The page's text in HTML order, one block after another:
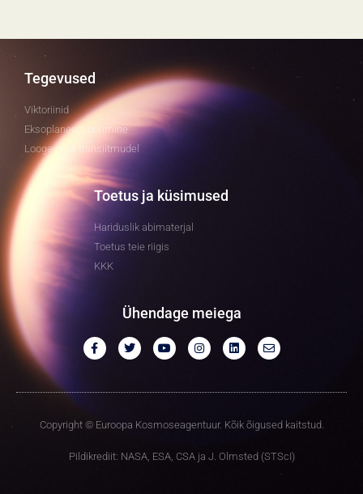
Tegevused
Viktoriinid
Eksoplaneedi uurimine
Looge oma transiitmudel
Toetus ja küsimused
Hariduslik abimaterjal
Toetus teie riigis
KKK
Ühendage meiega
Copyright © Euroopa Kosmoseagentuur. Kõik õigused kaitstud.
Pildikrediit: NASA, ESA, CSA ja J. Olmsted (STScI)